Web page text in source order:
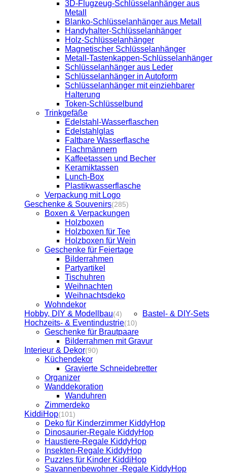
3D-Flugzeug-Schlüsselanhänger aus
Metall
Blanko-Schlüsselanhänger aus Metall
Handyhalter-Schlüsselanhänger
Holz-Schlüsselanhänger
Magnetischer Schlüsselanhänger
Metall-Tastenkappen-Schlüsselanhänger
Schlüsselanhänger aus Leder
Schlüsselanhänger in Autoform
Schlüsselanhänger mit einziehbarer
Halterung
Token-Schlüsselbund
Trinkgefäße
Edelstahl-Wasserflaschen
Edelstahlglas
Faltbare Wasserflasche
Flachmännern
Kaffeetassen und Becher
Keramiktassen
Lunch-Box
Plastikwasserflasche
Verpackung mit Logo
Geschenke & Souvenirs(285)
Boxen & Verpackungen
Holzboxen
Holzboxen für Tee
Holzboxen für Wein
Geschenke für Feiertage
Bilderrahmen
Partyartikel
Tischuhren
Weihnachten
Weihnachtsdeko
Wohndekor
Hobby, DIY & Modellbau(4)
Bastel- & DIY-Sets
Hochzeits- & Eventindustrie(10)
Geschenke für Brautpaare
Bilderrahmen mit Gravur
Interieur & Dekor(90)
Küchendekor
Gravierte Schneidebretter
Organizer
Wanddekoration
Wanduhren
Zimmerdeko
KiddiHop(101)
Deko für Kinderzimmer KiddyHop
Dinosaurier-Regale KiddyHop
Haustiere-Regale KiddyHop
Insekten-Regale KiddyHop
Puzzles für Kinder KiddiHop
Savannenbewohner -Regale KiddyHop